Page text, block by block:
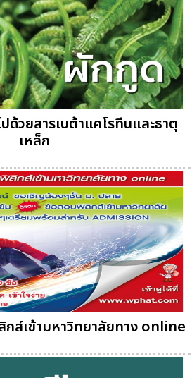
วยสารเบต้าแคโรทีนและธาตุ
เหล็ก
ส์เข้ามหาวิทยาลัยทาง online